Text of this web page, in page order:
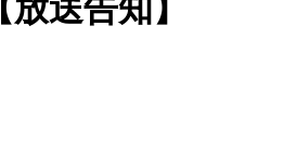
送告知】